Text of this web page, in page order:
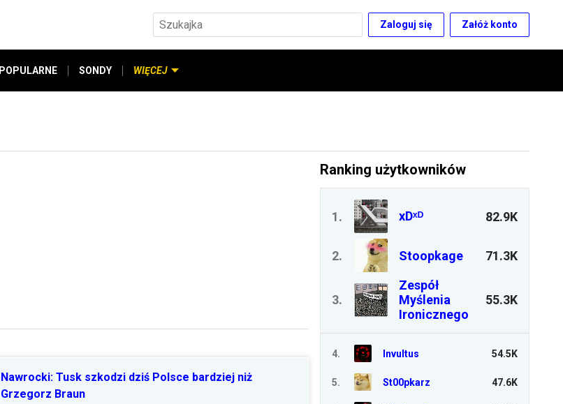
Zaloguj się Załóż konto
POPULARNE SONDY WIĘCEJ
Nawrocki: Tusk szkodzi dziś Polsce bardziej niż
Grzegorz Braun
Ranking użytkowników
1. xDˣᴰ 82.9K
2. Stoopkage 71.3K
3.
Zespół
Myślenia
Ironicznego
55.3K
4. Invultus 54.5K
5. St00pkarz 47.6K